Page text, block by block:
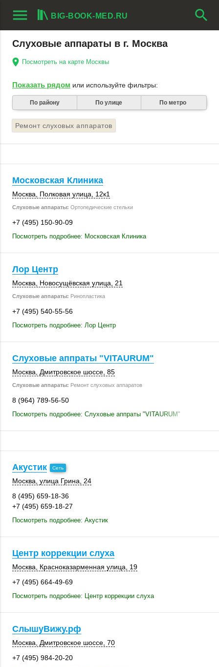
menu BIG-BOOK-MED.RU search
Слуховые аппараты в г. Москва
Посмотреть на карте Москвы
Показать рядом или используйте фильтры:
По району По улице По метро
Ремонт слуховых аппаратов
Московская Клиника
Москва Полковая улица 12к1
Слуховые аппараты: Ортопедические стельки
+7 (495) 150-90-09
Посмотреть подробнее: Московская Клиника
Лор Центр
Москва , Новосущёвская улица, 21
Слуховые аппараты: Ринопластика
+7 (495) 540-55-56
Посмотреть подробнее: Лор Центр
Слуховые аппраты "VITAURUM"
Москва , Дмитровское шоссе, 85
Слуховые аппараты: Ремонт слуховых аппаратов
8 (964) 789-56-50
Посмотреть подробнее: Слуховые аппраты "VITAURUM"
Акустик
Москва улица Грина, 24
8 (495) 659-18-36
+7 (495) 659-18-27
Посмотреть подробнее: Акустик
Центр коррекции слуха
Москва , Красноказарменная улица, 19
+7 (495) 664-49-69
Посмотреть подробнее: Центр коррекции слуха
СлышуВижу.рф
Москва , Дмитровское шоссе, 70
+7 (495) 984-20-20